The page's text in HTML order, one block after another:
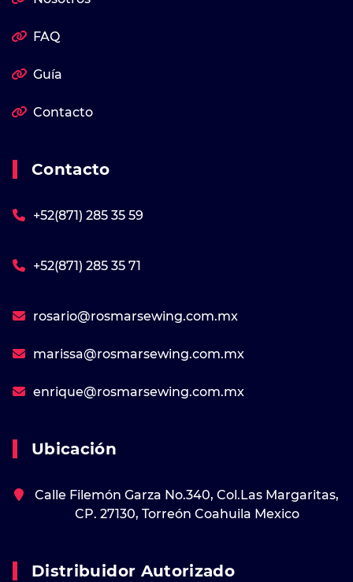
FAQ
Guía
Contacto
Contacto
+52(871) 285 35 59
+52(871) 285 35 71
rosario@rosmarsewing.com.mx
marissa@rosmarsewing.com.mx
enrique@rosmarsewing.com.mx
Ubicación
Calle Filemón Garza No.340, Col.Las Margaritas,
CP. 27130, Torreón Coahuila Mexico
Distribuidor Autorizado